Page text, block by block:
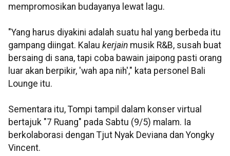
mempromosikan budayanya lewat lagu.
"Yang harus diyakini adalah suatu hal yang berbeda itu
gampang diingat. Kalau kerjain musik R&B, susah buat
bersaing di sana, tapi coba bawain jaipong pasti orang
luar akan berpikir, 'wah apa nih'," kata personel Bali
Lounge itu.
Sementara itu, Tompi tampil dalam konser virtual
bertajuk "7 Ruang" pada Sabtu (9/5) malam. Ia
berkolaborasi dengan Tjut Nyak Deviana dan Yongky
Vincent.